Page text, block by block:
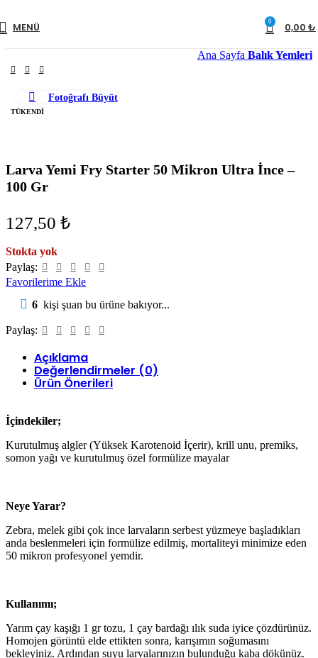
MENÜ 0 0,00 ₺
Ana Sayfa Balık Yemleri
TÜKENDI
Fotoğrafı Büyüt
Larva Yemi Fry Starter 50 Mikron Ultra İnce –
100 Gr
₺
Stokta yok
Paylaş:
Favorilerime Ekle
6 kişi şuan bu ürüne bakıyor...
Paylaş:
Açıklama
Değerlendirmeler (0)
Ürün Önerileri
İçindekiler;
Kurutulmuş algler (Yüksek Karotenoid İçerir), krill unu, premiks,
somon yağı ve kurutulmuş özel formülize mayalar
Neye Yarar?
Zebra, melek gibi çok ince larvaların serbest yüzmeye başladıkları
anda beslenmeleri için formülize edilmiş, mortaliteyi minimize eden
50 mikron profesyonel yemdir.
Kullanımı;
Yarım çay kaşığı 1 gr tozu, 1 çay bardağı ılık suda iyice çözdürünüz.
Homojen görüntü elde ettikten sonra, karışımın soğumasını
bekleyiniz. Ardından suyu larvalarınızın bulunduğu kaba dökünüz.